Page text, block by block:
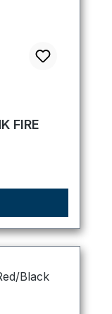
5 von 5 Sternen
FIRE